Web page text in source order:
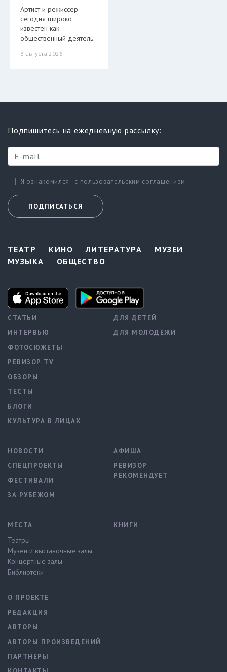
Артист и режиссер
сегодня широко
известен как
общественный деятель.
3 августа 2026
Подпишитесь на ежедневную рассылку:
Я ознакомился с пользовательским соглашением
ПОДПИСАТЬСЯ
ТЕАТР КИНО ЛИТЕРАТУРА
МУЗЕИ
МУЗЫКА
ОБЩЕСТВО
СТАТЬИ
ИНТЕРВЬЮ
ФОТОСЮЖЕТЫ
РЕВИЗОР TV
ОБЗОРЫ
ТЕСТЫ
БЛОГИ
КУЛЬТУРА В ЛИЦАХ
ДЛЯ ДЕТЕЙ
ДЛЯ МОЛОДЕЖИ
НОВОСТИ
СПЕЦПРОЕКТЫ
ФЕСТИВАЛИ
ЗА РУБЕЖОМ
АФИША
РЕВИЗОР
РЕКОМЕНДУЕТ
МЕСТА
Театры
Музеи и выставочные залы
Концертные залы
Библиотеки
КНИГИ
О ПРОЕКТЕ
РЕДАКЦИЯ
АВТОРЫ
АВТОРЫ ПРОИЗВЕДЕНИЙ
ПАРТНЕРЫ